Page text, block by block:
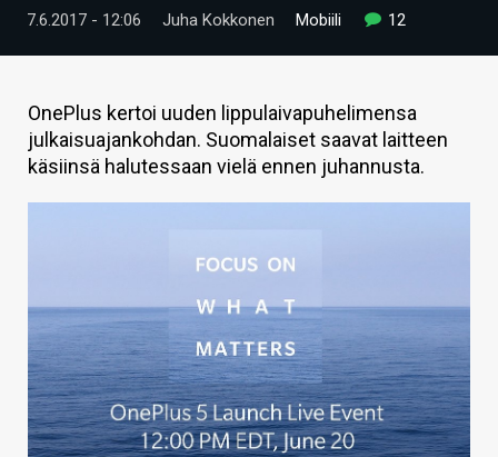
VIDEOT
TECHBBS
TIETOA
HINTA.FI
HAKU
7.6.2017 - 12:06 Juha Kokkonen Mobiili 12
OnePlus kertoi uuden lippulaivapuhelimensa
julkaisuajankohdan. Suomalaiset saavat laitteen
käsiinsä halutessaan vielä ennen juhannusta.